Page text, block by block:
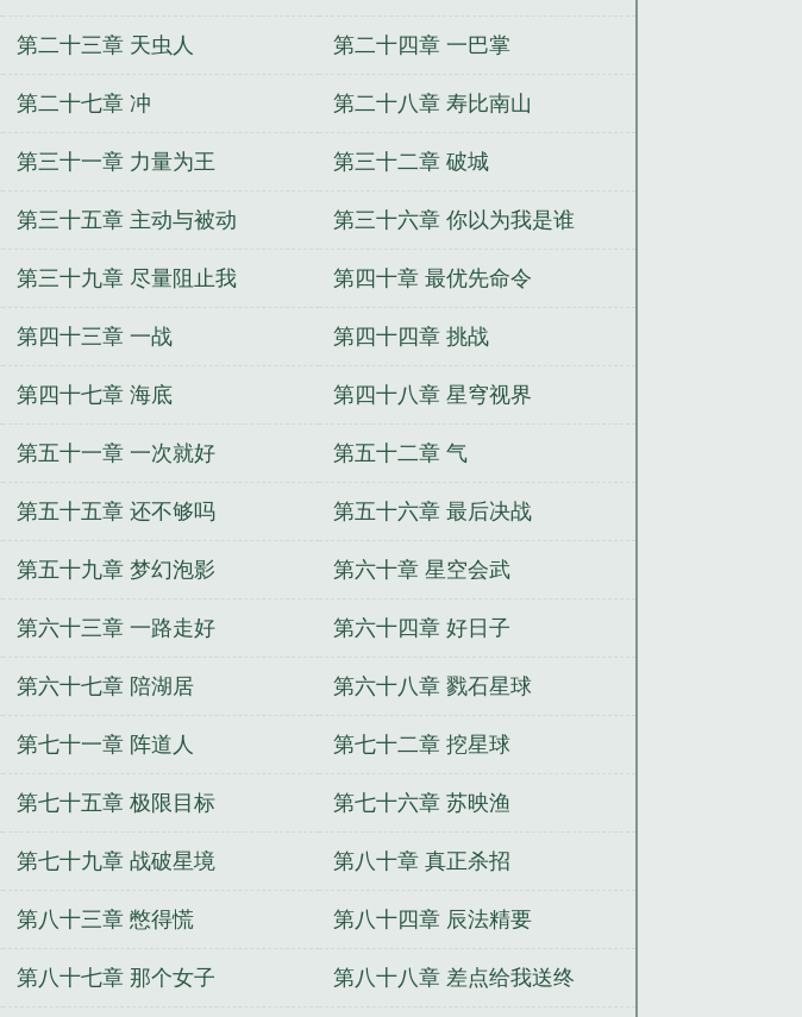
第二十三章 天虫人 第二十四章 一巴掌
第二十七章 冲 第二十八章 寿比南山
第三十一章 力量为王 第三十二章 破城
第三十五章 主动与被动 第三十六章 你以为我是谁
第三十九章 尽量阻止我 第四十章 最优先命令
第四十三章 一战 第四十四章 挑战
第四十七章 海底 第四十八章 星穹视界
第五十一章 一次就好 第五十二章 气
第五十五章 还不够吗 第五十六章 最后决战
第五十九章 梦幻泡影 第六十章 星空会武
第六十三章 一路走好 第六十四章 好日子
第六十七章 陪湖居 第六十八章 戮石星球
第七十一章 阵道人 第七十二章 挖星球
第七十五章 极限目标 第七十六章 苏映渔
第七十九章 战破星境 第八十章 真正杀招
第八十三章 憋得慌 第八十四章 辰法精要
第八十七章 那个女子 第八十八章 差点给我送终